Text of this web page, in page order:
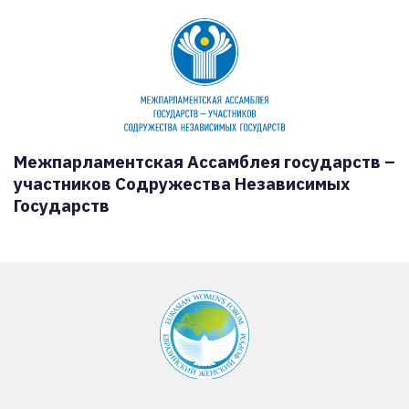
Межпарламентская Ассамблея государств –
участников Содружества Независимых
Государств